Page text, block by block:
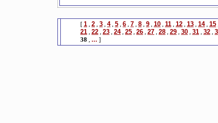
[ 1 , 2 , 3 , 4, 5 , 6 , 7 , 8 , 9 , 10 , 11 , 12 , 13 , 14, 15
21 , 22 , 23 , 24, 25 , 26 , 27 , 28 , 29 , 30 , 31 , 32 ,
38 , ... ]